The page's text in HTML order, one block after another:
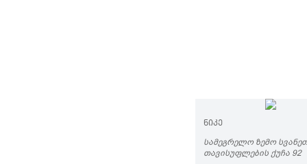
ᲜᲘᲙᲔ
ᲡᲐᲛᲔᲒᲠᲔᲚᲝ ᲖᲔᲛᲝ
ᲗᲐᲕᲘᲡᲣᲤᲚᲔᲑᲘᲡ ᲥᲣᲩᲐ 92